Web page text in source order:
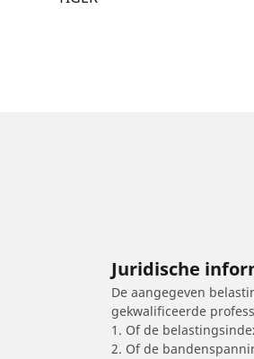
Juridische
De aangegeven
gekwalificeerde
1. Of de
2. Of de